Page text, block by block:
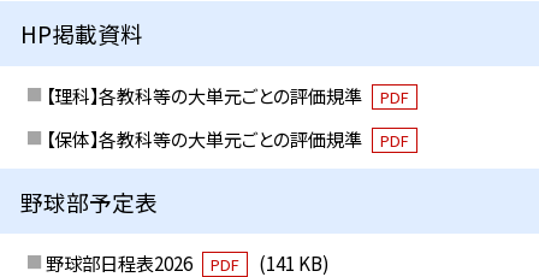
HP掲載資料
【理科】各教科等の大単元ごとの評価規準 PDF
【保体】各教科等の大単元ごとの評価規準 PDF
野球部予定表
野球部日程表2026 PDF
(141 KB)